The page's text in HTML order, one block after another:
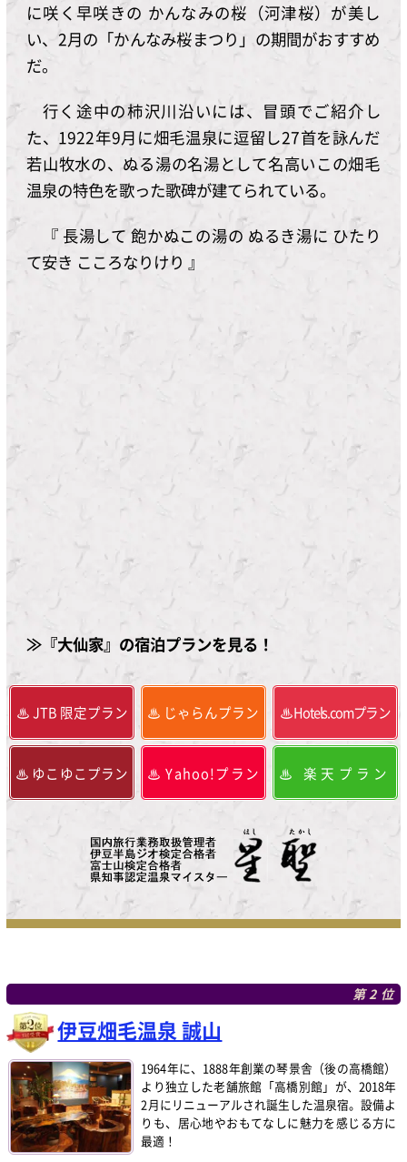
に咲く早咲きの かんなみの桜（河津桜）が美し
い、2月の「かんなみ桜まつり」の期間がおすすめ
だ。
行く途中の柿沢川沿いには、冒頭でご紹介し
た、1922年9月に畑毛温泉に逗留し27首を詠んだ
若山牧水の、ぬる湯の名湯として名高いこの畑毛
温泉の特色を歌った歌碑が建てられている。
『 長湯して 飽かぬこの湯の ぬるき湯に ひたり
て安き こころなりけり 』
≫『大仙家』の宿泊プランを見る！
JTB 限定プラン じゃらんプラン Hotels.comプラン
ゆこゆこプラン Yahoo!プラン 楽天プラン
第2位
伊豆畑毛温泉 誠山
1964年に、1888年創業の琴景舎（後の高橋館）
より独立した老舗旅館「高橋別館」が、2018年
2月にリニューアルされ誕生した温泉宿。設備よ
りも、居心地やおもてなしに魅力を感じる方に
最適！